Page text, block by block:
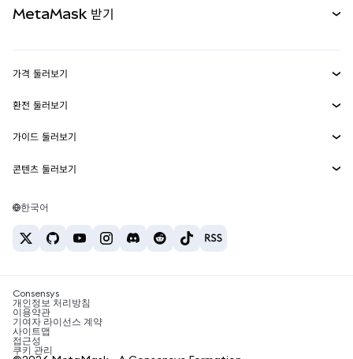
실물자산
MetaMask Connect
Snaps
웹3 서비스
MetaMask 받기
보안
고객 지원
채용
가격 둘러보기
이더리움 가격
솔라나 가격
테더 가격
환전 둘러보기
ETH를 USD로 환전
USDT를 INR로 환전
BTC를 INR로 환전
ETH를 USDT로 환전
가이드 둘러보기
ETH 매수
USDT 매수
SHIB 매수
BNB 매수
콘텐츠 둘러보기
솔라나 지갑
암호화폐 세금 뉴스
암호화폐 매수 방법
비트코인 매도 방법
한국어
Consensys
개인정보 처리방침
이용약관
기여자 라이선스 계약
사이트맵
접근성
쿠키 관리